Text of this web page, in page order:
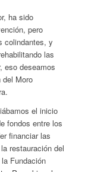
ha sido
pero
colindantes, y
las
eso deseamos
Moro
el inicio
fondos entre los
financiar las
restauración del
Fundación